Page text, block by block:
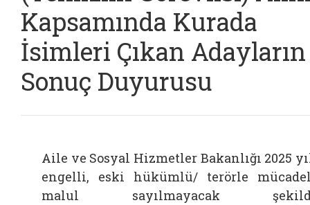
Kapsamında Kurada
İsimleri Çıkan Adayların
Sonuç Duyurusu
Aile ve Sosyal Hizmetler Bakanlığı 2025
engelli, eski hükümlü/ terörle
malul sayılmayacak